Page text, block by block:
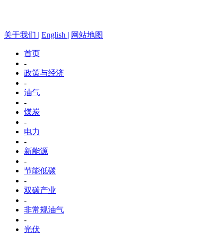
关于我们 | English | 网站地图
首页
-
政策与经济
-
油气
-
煤炭
-
电力
-
新能源
-
节能低碳
-
双碳产业
-
非常规油气
-
光伏